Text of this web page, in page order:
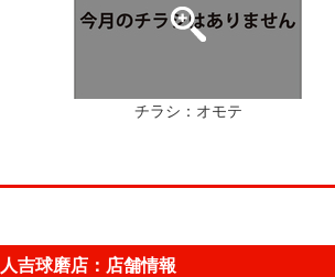
チラシ：オモテ
人吉球磨店：店舗情報